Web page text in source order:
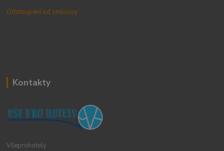
Odstoupení od smlouvy
Kontakty
Všeprohotely